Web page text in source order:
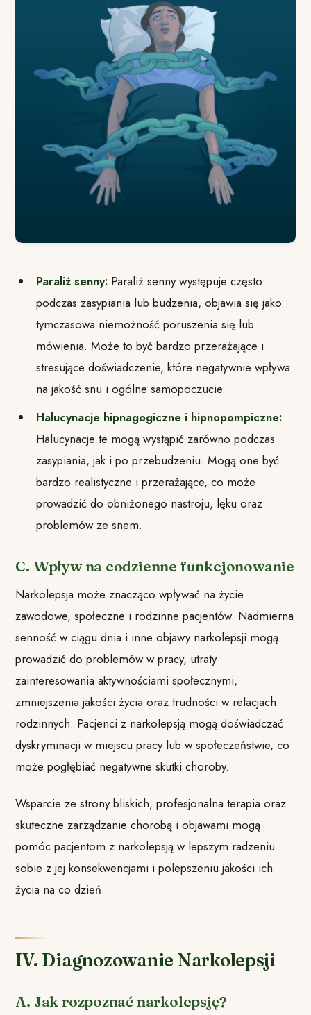
Paraliż senny:Paraliż senny występuje często
podczas zasypiania lub budzenia, objawia się jako
tymczasowa niemożność poruszenia się lub
mówienia. Może to być bardzo przerażające i
stresujące doświadczenie, które negatywnie wpływa
na jakość snu i ogólne samopoczucie.
Halucynacje hipnagogiczne i hipnopompiczne:
Halucynacje te mogą wystąpić zarówno podczas
zasypiania, jak i po przebudzeniu. Mogą one być
bardzo realistyczne i przerażające, co może
prowadzić do obniżonego nastroju, lęku oraz
problemów ze snem.
C. Wpływ na codzienne funkcjonowanie
Narkolepsja może znacząco wpływać na życie
zawodowe, społeczne i rodzinne pacjentów. Nadmierna
senność w ciągu dnia i inne objawy narkolepsji mogą
prowadzić do problemów w pracy, utraty
zainteresowania aktywnościami społecznymi,
zmniejszenia jakości życia oraz trudności w relacjach
rodzinnych. Pacjenci z narkolepsją mogą doświadczać
dyskryminacji w miejscu pracy lub w społeczeństwie, co
może pogłębiać negatywne skutki choroby.
Wsparcie ze strony bliskich, profesjonalna terapia oraz
skuteczne zarządzanie chorobą i objawami mogą
pomóc pacjentom z narkolepsją w lepszym radzeniu
sobie z jej konsekwencjami i polepszeniu jakości ich
życia na co dzień.
IV. Diagnozowanie Narkolepsji
A. Jak rozpoznać narkolepsję?